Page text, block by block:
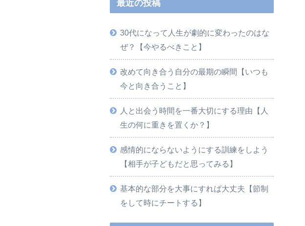
最近の投稿
30代になって人生が劇的に変わったのはな
ぜ？【今やるべきこと】
改めて向き合う自分の最期の瞬間【いつも
今と向き合うこと】
人と出会う時間を一番大切にする理由【人
生の何に重きを置くか？】
感情的にならないようにする訓練をしよう
【相手が子どもだと思ってみる】
基本的な部分を大事にすれば大丈夫【節制
をして時にチートする】